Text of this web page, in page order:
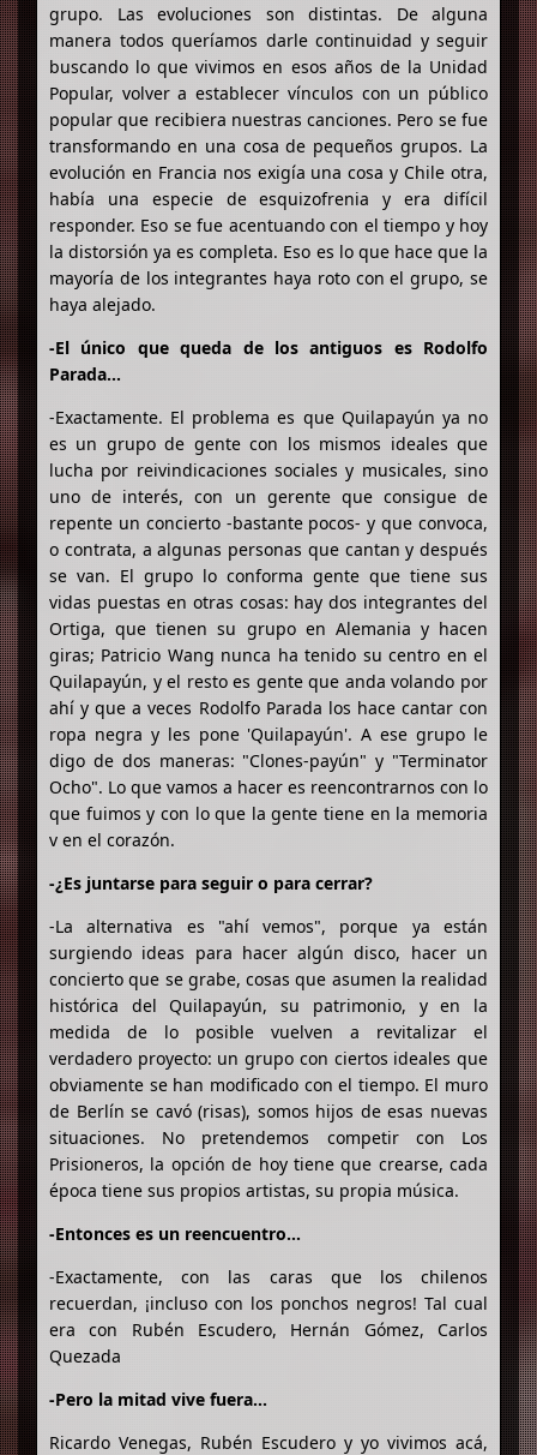
grupo. Las evoluciones son distintas. De alguna
manera todos queríamos darle continuidad y seguir
buscando lo que vivimos en esos años de la Unidad
Popular, volver a establecer vínculos con un público
popular que recibiera nuestras canciones. Pero se fue
transformando en una cosa de pequeños grupos. La
evolución en Francia nos exigía una cosa y Chile otra,
había una especie de esquizofrenia y era difícil
responder. Eso se fue acentuando con el tiempo y hoy
la distorsión ya es completa. Eso es lo que hace que la
mayoría de los integrantes haya roto con el grupo, se
haya alejado.
-El único que queda de los antiguos es Rodolfo
Parada...
-Exactamente. El problema es que Quilapayún ya no
es un grupo de gente con los mismos ideales que
lucha por reivindicaciones sociales y musicales, sino
uno de interés, con un gerente que consigue de
repente un concierto -bastante pocos- y que convoca,
o contrata, a algunas personas que cantan y después
se van. El grupo lo conforma gente que tiene sus
vidas puestas en otras cosas: hay dos integrantes del
Ortiga, que tienen su grupo en Alemania y hacen
giras; Patricio Wang nunca ha tenido su centro en el
Quilapayún, y el resto es gente que anda volando por
ahí y que a veces Rodolfo Parada los hace cantar con
ropa negra y les pone 'Quilapayún'. A ese grupo le
digo de dos maneras: "Clones-payún" y "Terminator
Ocho". Lo que vamos a hacer es reencontrarnos con lo
que fuimos y con lo que la gente tiene en la memoria
v en el corazón.
-¿Es juntarse para seguir o para cerrar?
-La alternativa es "ahí vemos", porque ya están
surgiendo ideas para hacer algún disco, hacer un
concierto que se grabe, cosas que asumen la realidad
histórica del Quilapayún, su patrimonio, y en la
medida de lo posible vuelven a revitalizar el
verdadero proyecto: un grupo con ciertos ideales que
obviamente se han modificado con el tiempo. El muro
de Berlín se cavó (risas), somos hijos de esas nuevas
situaciones. No pretendemos competir con Los
Prisioneros, la opción de hoy tiene que crearse, cada
época tiene sus propios artistas, su propia música.
-Entonces es un reencuentro…
-Exactamente, con las caras que los chilenos
recuerdan, ¡incluso con los ponchos negros! Tal cual
era con Rubén Escudero, Hernán Gómez, Carlos
Quezada
-Pero la mitad vive fuera…
Ricardo Venegas, Rubén Escudero y yo vivimos acá,